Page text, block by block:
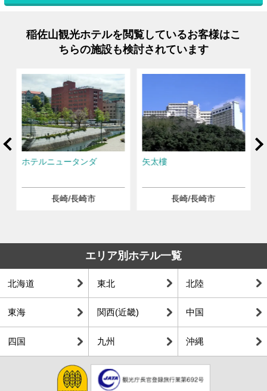
稲佐山観光ホテルを閲覧しているお客様はこ
ちらの施設も検討されています
ホテルニュータンダ
長崎/長崎市
矢太樓
長崎/長崎市
エリア別ホテル一覧
北海道 東北 北陸
東海 関西(近畿) 中国
四国 九州 沖縄